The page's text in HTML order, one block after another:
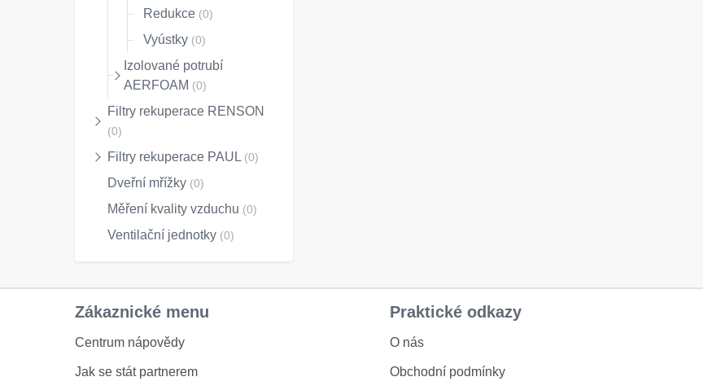
Redukce (0)
Vyústky (0)
Izolované potrubí
AERFOAM (0)
Filtry rekuperace RENSON
(0)
Filtry rekuperace PAUL (0)
Dveřní mřížky (0)
Měření kvality vzduchu (0)
Ventilační jednotky (0)
Zákaznické menu
Centrum nápovědy
Jak se stát partnerem
Praktické odkazy
O nás
Obchodní podmínky